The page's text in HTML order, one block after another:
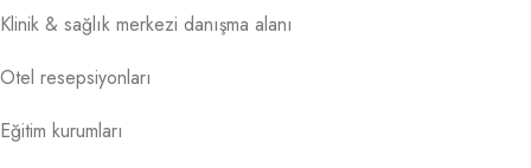
Klinik & sağlık merkezi danışma alanı
Otel resepsiyonları
Eğitim kurumları